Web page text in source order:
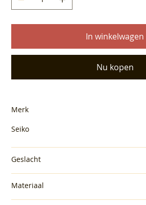
In winkelwagen
Nu kopen
Merk
Seiko
Geslacht
Materiaal